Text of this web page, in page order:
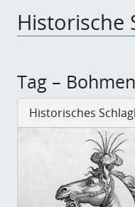
Historische
Tag – Bohmen
Historisches